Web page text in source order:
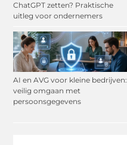
ChatGPT zetten? Praktische
uitleg voor ondernemers
AI en AVG voor kleine bedrijven:
veilig omgaan met
persoonsgegevens